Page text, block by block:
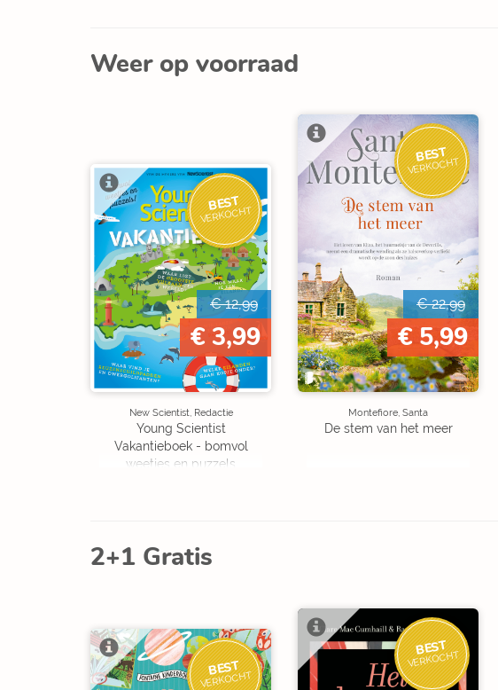
Weer op voorraad
BEST
VERKOCHT
€ 12,99
€ 3,99
New Scientist, Redactie
Young Scientist
Vakantieboek - bomvol
weetjes en puzzels
BEST
VERKOCHT
€ 22,99
€ 5,99
Montefiore, Santa
De stem van het meer
2+1 Gratis
BEST
VERKOCHT
BEST
VERKOCHT